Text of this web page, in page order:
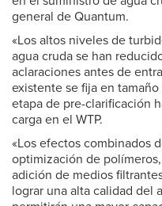
general de Quantum.
«Los altos niveles de
agua cruda se han
aclaraciones antes de
existente se fija en
etapa de pre-clarificación
carga en el WTP.
«Los efectos combinados
optimización de
adición de medios
lograr una alta calidad del